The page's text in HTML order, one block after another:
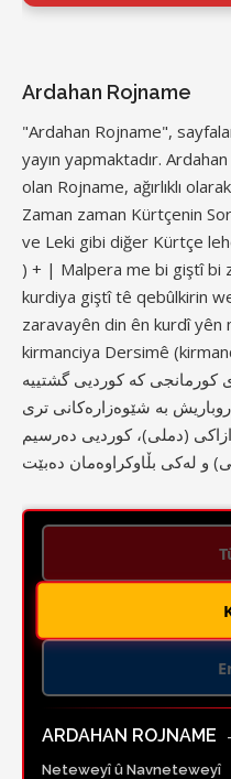
Ardahan Rojname
"Ardahan Rojname",
yayın yapmaktadır.
olan Rojname, ağırlıklı
Zaman zaman Kürtçenin
ve Leki gibi diğer Kürtçe
) + | Malpera me bi giştî bi
kurdiya giştî tê qebûlkirin
zaravayên din ên kurdî yên
kirmanciya Dersimê
کورمانجی کە کوردیی گشتییە
بە شێوەزارەکانی تری
(دملی)، کوردیی دەرسیم
ARDAHAN ROJNAME
Neteweyî û Navneteweyî